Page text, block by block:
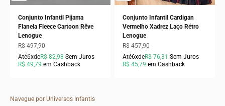
Conjunto Infantil Pijama
Flanela Fleece Cartoon Rêve
Lenogue
Preço promocional
R$ 497,90
Até6xdeR$ 82,98 Sem Juros
R$ 49,79 em Cashback
Conjunto Infantil Cardigan
Vermelho Xadrez Laço Rétro
Lenogue
Preço promocional
R$ 457,90
Até6xdeR$ 76,31 Sem Juros
R$ 45,79 em Cashback
Navegue por Universos Infantis